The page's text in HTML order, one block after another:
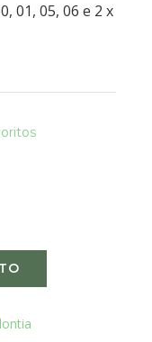
01, 05, 06 e 2 x